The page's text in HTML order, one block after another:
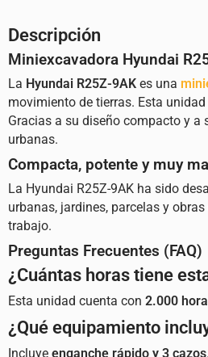
Descripción
Miniexcavadora Hyundai
La Hyundai R25Z-9AK es una
movimiento de tierras. Esta unidad
Gracias a su diseño compacto y a
urbanas.
Compacta, potente y muy
La Hyundai R25Z-9AK ha sido
urbanas, jardines, parcelas y
trabajo.
Preguntas Frecuentes (FAQ)
¿Cuántas horas tiene
Esta unidad cuenta con 2.000
¿Qué equipamiento
Incluye enganche rápido y 3 cazos.